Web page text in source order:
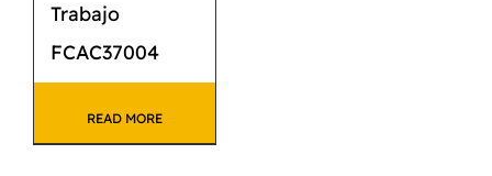
Trabajo
FCAC37004
READ MORE